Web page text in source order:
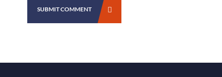
SUBMIT COMMENT